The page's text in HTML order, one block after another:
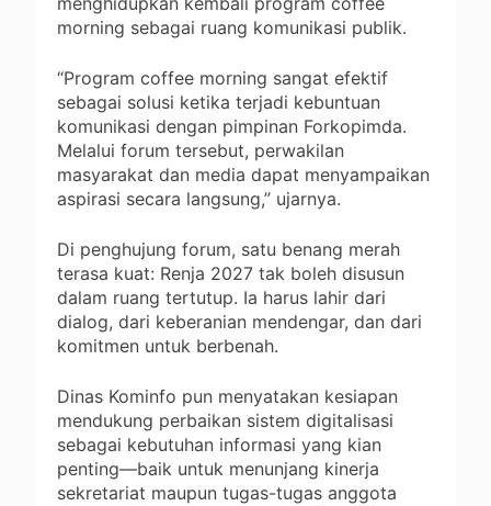
morning sebagai ruang komunikasi publik.
“Program coffee morning sangat efektif
sebagai solusi ketika terjadi kebuntuan
komunikasi dengan pimpinan Forkopimda.
Melalui forum tersebut, perwakilan
masyarakat dan media dapat menyampaikan
aspirasi secara langsung,” ujarnya.
Di penghujung forum, satu benang merah
terasa kuat: Renja 2027 tak boleh disusun
dalam ruang tertutup. Ia harus lahir dari
dialog, dari keberanian mendengar, dan dari
komitmen untuk berbenah.
Dinas Kominfo pun menyatakan kesiapan
mendukung perbaikan sistem digitalisasi
sebagai kebutuhan informasi yang kian
penting—baik untuk menunjang kinerja
sekretariat maupun tugas-tugas anggota